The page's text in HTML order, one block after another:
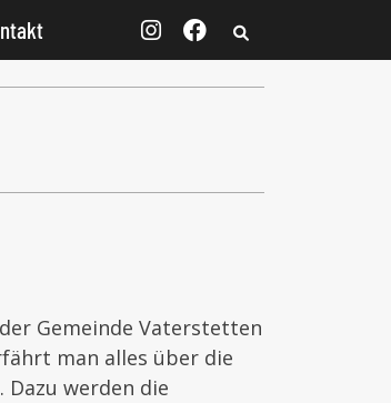
Gemeinde Vaterstetten
man alles über die
werden die